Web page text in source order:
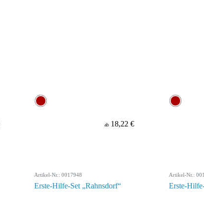
ab 18,22 €
Artikel-Nr.: 0017948
Erste-Hilfe-Set „Rahnsdorf“
Artikel-Nr.:
Erste-